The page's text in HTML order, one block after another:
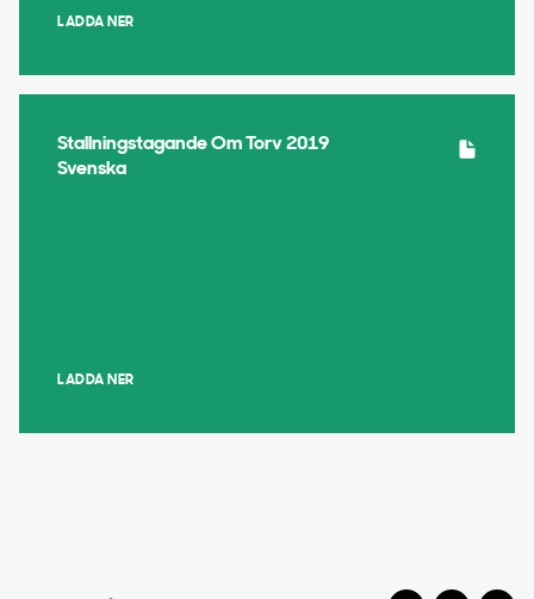
LADDA NER
Stallningstagande Om Torv 2019
Svenska
LADDA NER